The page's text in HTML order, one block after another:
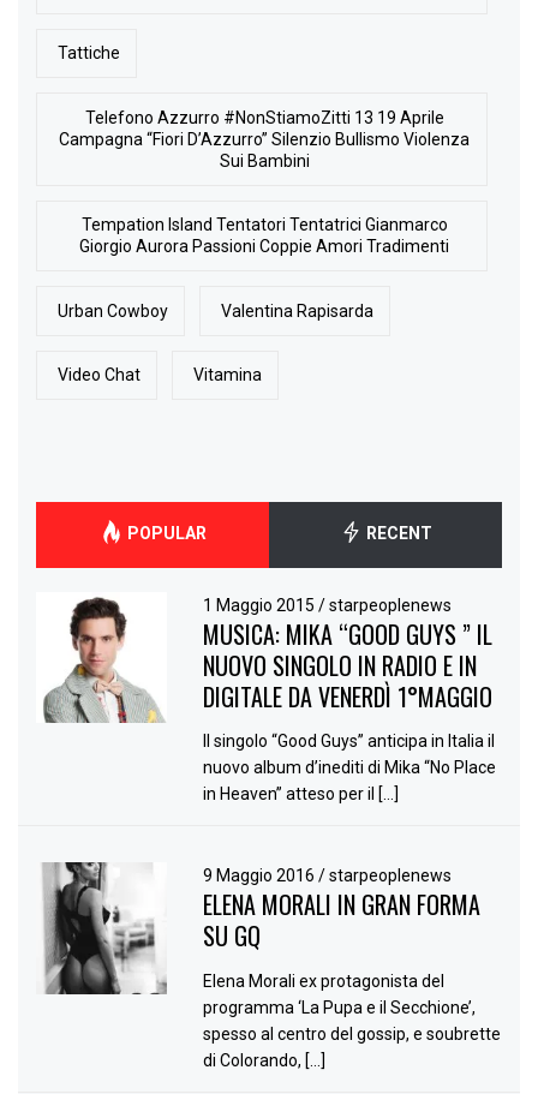
Tattiche
Telefono Azzurro #NonStiamoZitti 13 19 Aprile
Campagna “Fiori D’Azzurro” Silenzio Bullismo Violenza
Sui Bambini
Tempation Island Tentatori Tentatrici Gianmarco
Giorgio Aurora Passioni Coppie Amori Tradimenti
Urban Cowboy Valentina Rapisarda
Video Chat Vitamina
POPULAR RECENT
1 Maggio 2015/ starpeoplenews
MUSICA: MIKA “GOOD GUYS ” IL
NUOVO SINGOLO IN RADIO E IN
DIGITALE DA VENERDÌ 1°MAGGIO
Il singolo “Good Guys” anticipa in Italia il
nuovo album d’inediti di Mika “No Place
in Heaven” atteso per il […]
9 Maggio 2016/ starpeoplenews
ELENA MORALI IN GRAN FORMA
SU GQ
Elena Morali ex protagonista del
programma ‘La Pupa e il Secchione’,
spesso al centro del gossip, e soubrette
di Colorando, […]